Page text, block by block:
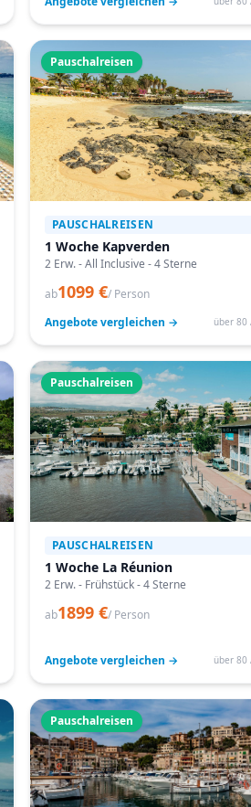
Pauschalreisen
PAUSCHALREISEN
1 Woche Kapverden
2 Erw. - All Inclusive - 4 Sterne
ab1099 €/ Person
Angebote vergleichen →
über 80
Pauschalreisen
PAUSCHALREISEN
1 Woche La Réunion
2 Erw. - Frühstück - 4 Sterne
ab1899 €/ Person
Angebote vergleichen → über 80
Pauschalreisen